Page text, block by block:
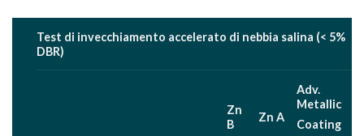
Test di invecchiamento accelerato di nebbia salina (< 5%
DBR)
Zn
B
Zn A
Adv.
Metallic
Coating